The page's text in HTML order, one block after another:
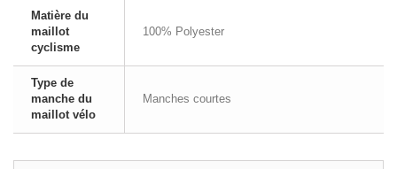
Matière du
maillot
cyclisme
100% Polyester
Type de
manche du
maillot vélo
Manches courtes